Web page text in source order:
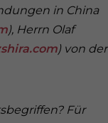
in China
), Herrn Olaf
) von der
Für